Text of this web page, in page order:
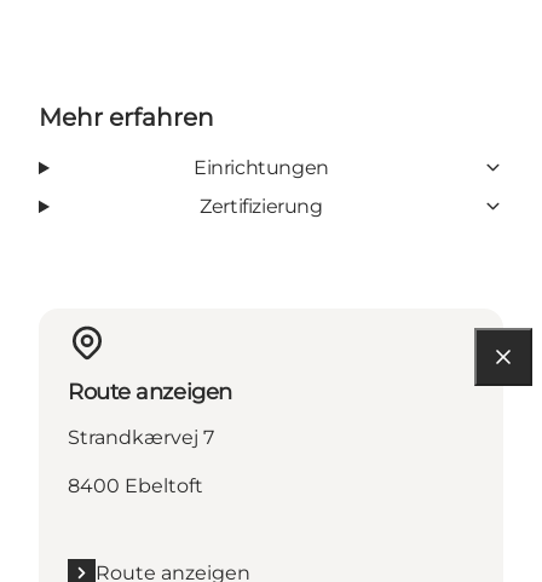
Mehr erfahren
Einrichtungen
Zertifizierung
Route anzeigen
Strandkærvej 7
8400 Ebeltoft
Route anzeigen